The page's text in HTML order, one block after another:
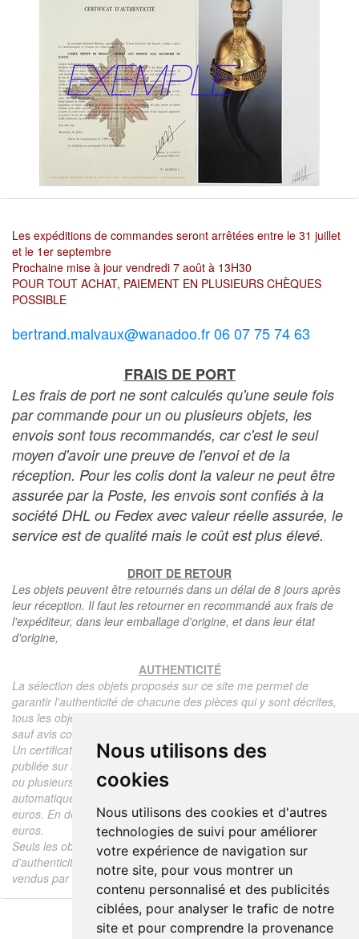
Nous utilisons des
cookies
Nous utilisons des cookies et d'autres
technologies de suivi pour améliorer
votre expérience de navigation sur
notre site, pour vous montrer un
contenu personnalisé et des publicités
ciblées, pour analyser le trafic de notre
site et pour comprendre la provenance
Les expéditions de commandes seront arrêtées entre le 31 juillet
et le 1er septembre
Prochaine mise à jour vendredi 7 août à 13H30
POUR TOUT ACHAT, PAIEMENT EN PLUSIEURS CHÈQUES
POSSIBLE
bertrand.malvaux@wanadoo.fr 06 07 75 74 63
FRAIS DE PORT
Les frais de port ne sont calculés qu'une seule fois
par commande pour un ou plusieurs objets, les
envois sont tous recommandés, car c'est le seul
moyen d'avoir une preuve de l'envoi et de la
réception. Pour les colis dont la valeur ne peut être
assurée par la Poste, les envois sont confiés à la
société DHL ou Fedex avec valeur réelle assurée, le
service est de qualité mais le coût est plus élevé.
DROIT DE RETOUR
Les objets peuvent être retournés dans un délai de 8 jours après
leur réception. Il faut les retourner en recommandé aux frais de
l'expéditeur, dans leur emballage d'origine, et dans leur état
d'origine,
AUTHENTICITÉ
La sélection des objets proposés sur ce site me permet de
garantir l'authenticité de chacune des pièces qui y sont décrites,
tous les objets proposés sont garantis d'époque et authentiques,
sauf avis contraire ou restriction dans la description.
Un certificat d'authenticité de l'objet reprenant la description
publiée sur le site, l'époque, le prix de vente, accompagné d'une
ou plusieurs photographies en couleurs est communiqué
automatiquement pour tout objet dont le prix est supérieur à 130
euros. En dessous de ce prix chaque certificat est facturé 5
euros.
Seuls les objets vendus par mes soins font l'objet d'un certificat
d'authenticité, je ne fais aucun rapport d'expertise pour les objets
vendus par des tiers (confrères ou collectionneurs).